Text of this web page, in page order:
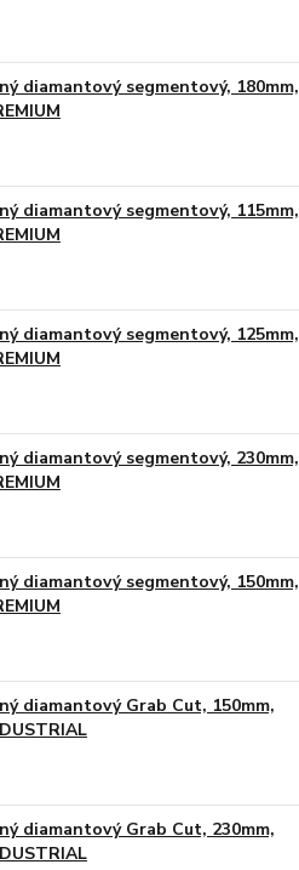
diamantový segmentový, 180mm,
diamantový segmentový, 115mm,
diamantový segmentový, 125mm,
diamantový segmentový, 230mm,
diamantový segmentový, 150mm,
diamantový Grab Cut, 150mm,
diamantový Grab Cut, 230mm,